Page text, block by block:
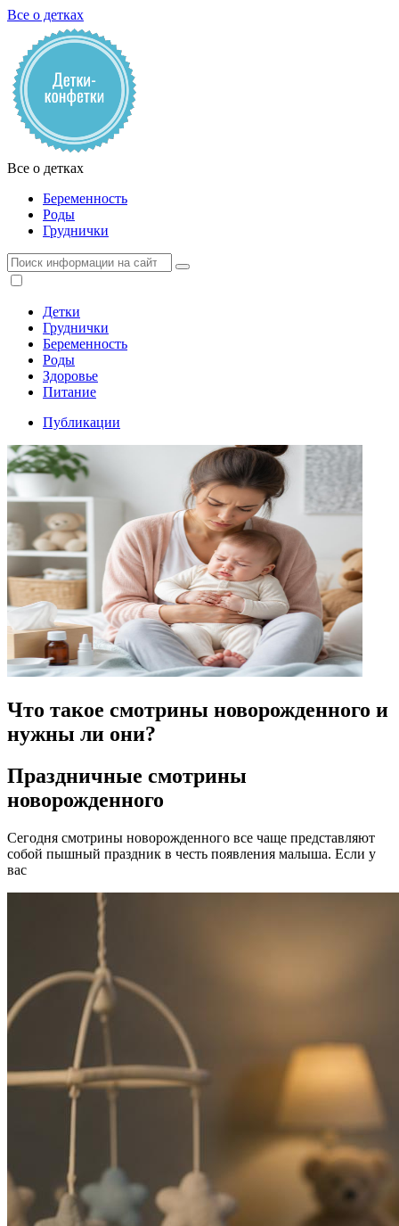
Все о детках
Все о детках
Беременность
Роды
Груднички
Детки
Груднички
Беременность
Роды
Здоровье
Питание
Публикации
Что такое смотрины новорожденного и
нужны ли они?
Праздничные смотрины
новорожденного
Сегодня смотрины новорожденного все чаще представляют
собой пышный праздник в честь появления малыша. Если у
вас